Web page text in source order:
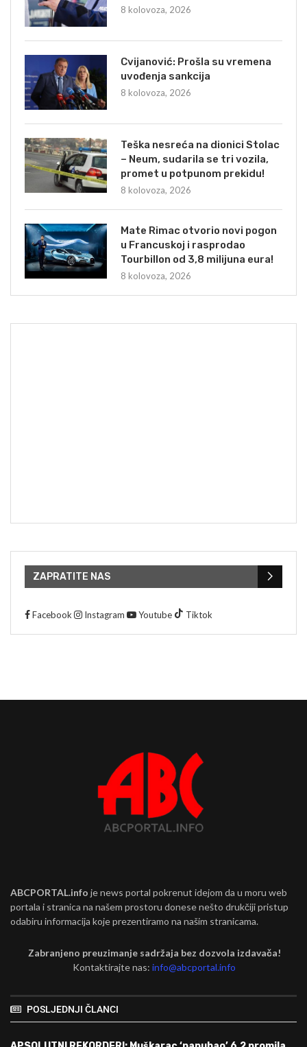
8 kolovoza, 2026
Cvijanović: Prošla su vremena
uvođenja sankcija
8 kolovoza, 2026
Teška nesreća na dionici Stolac
– Neum, sudarila se tri vozila,
promet u potpunom prekidu!
8 kolovoza, 2026
Mate Rimac otvorio novi pogon
u Francuskoj i rasprodao
Tourbillon od 3,8 milijuna eura!
8 kolovoza, 2026
ZAPRATITE NAS
Facebook Instagram Youtube Tiktok
ABCPORTAL.info je news portal pokrenut idejom da u moru web
portala i stranica na našem prostoru donese nešto drukčiji pristup
odabiru informacija koje prezentiramo na našim stranicama.
Zabranjeno preuzimanje sadržaja bez dozvola izdavača!
Kontaktirajte nas:info@abcportal.info
POSLJEDNJI ČLANCI